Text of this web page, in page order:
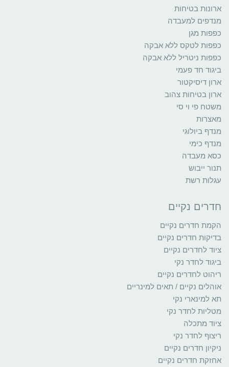
ארונות בטיחות
מנדפים למעבדה
כפפות מגן
כפפות לטקס ללא אבקה
כפפות ניטריל ללא אבקה
ביגוד חד פעמי
ארון דיסיקטור
ארון בטיחות צהוב
משטח פי וי סי
מאצרות
מנדף ביולוגי
מנדף כימי
כסא מעבדה
תנור ייבוש
עגלות רשת
חדרים נקיים
הקמת חדרים נקיים
בדיקות חדרים נקיים
ציוד לחדרים נקיים
ביגוד לחדר נקי
ריהוט לחדרים נקיים
אוהלים נקיים / תאים למינריים
תא למינארי נקי
מטליות לחדר נקי
ציוד מתכלה
ריצוף לחדר נקי
ניקיון חדרים נקיים
אחזקת חדרים נקיים